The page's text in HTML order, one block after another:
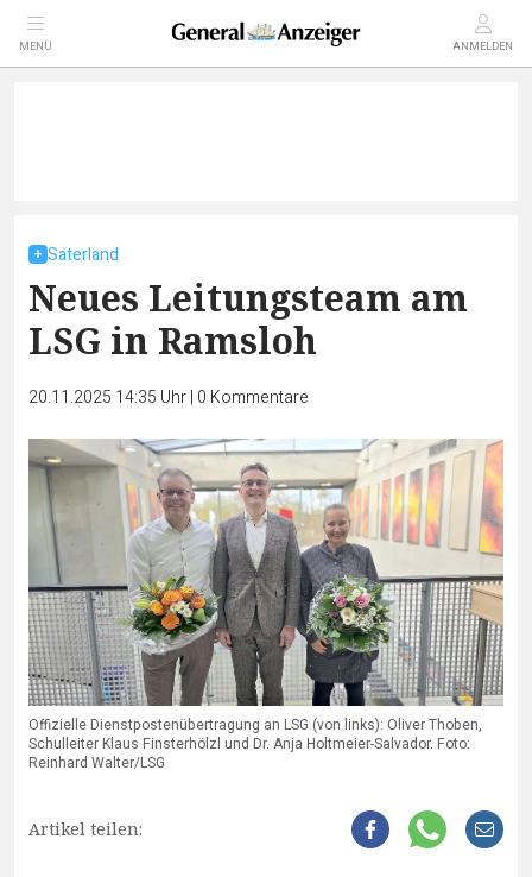
MENÜ ANMELDEN
Saterland
Neues Leitungsteam am
LSG in Ramsloh
20.11.2025 14:35 Uhr| 0 Kommentare
Offizielle Dienstpostenübertragung an LSG (von links): Oliver Thoben,
Schulleiter Klaus Finsterhölzl und Dr. Anja Holtmeier-Salvador. Foto:
Reinhard Walter/LSG
Artikel teilen: